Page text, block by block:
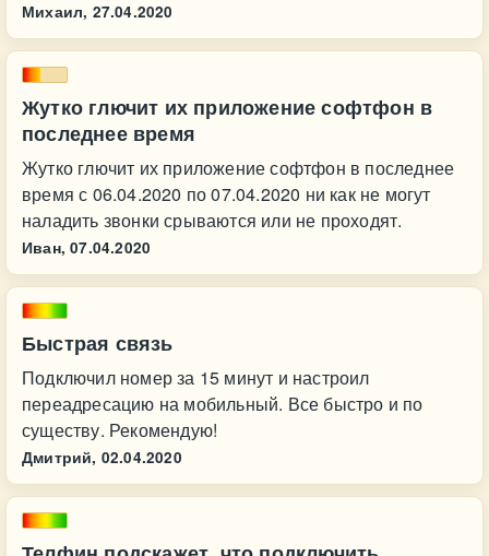
Михаил, 27.04.2020
Жутко глючит их приложение софтфон в
последнее время
Жутко глючит их приложение софтфон в последнее
время с 06.04.2020 по 07.04.2020 ни как не могут
наладить звонки срываются или не проходят.
Иван, 07.04.2020
Быстрая связь
Подключил номер за 15 минут и настроил
переадресацию на мобильный. Все быстро и по
существу. Рекомендую!
Дмитрий, 02.04.2020